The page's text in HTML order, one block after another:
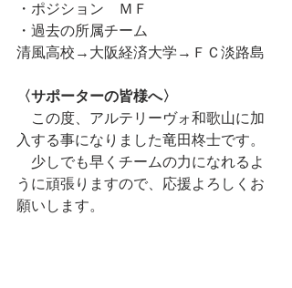
・ポジション　ＭＦ
・過去の所属チーム
清風高校→大阪経済大学→ＦＣ淡路島
〈サポーターの皆様へ〉
この度、アルテリーヴォ和歌山に加
入する事になりました竜田柊士です。
少しでも早くチームの力になれるよ
うに頑張りますので、応援よろしくお
願いします。